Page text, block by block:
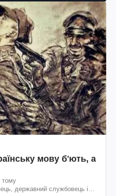
мову б'ють, а
тому
державний службовець і